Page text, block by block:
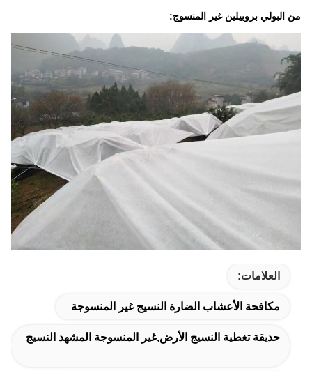
من البولي بروبيلين غير المنسوج:
العلامات:
مكافحة الأعشاب الضارة النسيج غير المنسوجة
حديقة تغطية النسيج الأرض,غير المنسوجة المشهد النسيج